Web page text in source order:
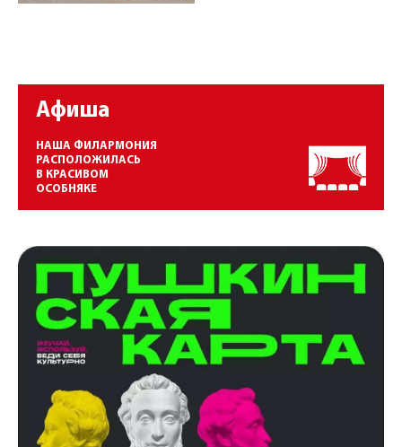
Афиша
НАША ФИЛАРМОНИЯ
РАСПОЛОЖИЛАСЬ
В КРАСИВОМ
ОСОБНЯКЕ